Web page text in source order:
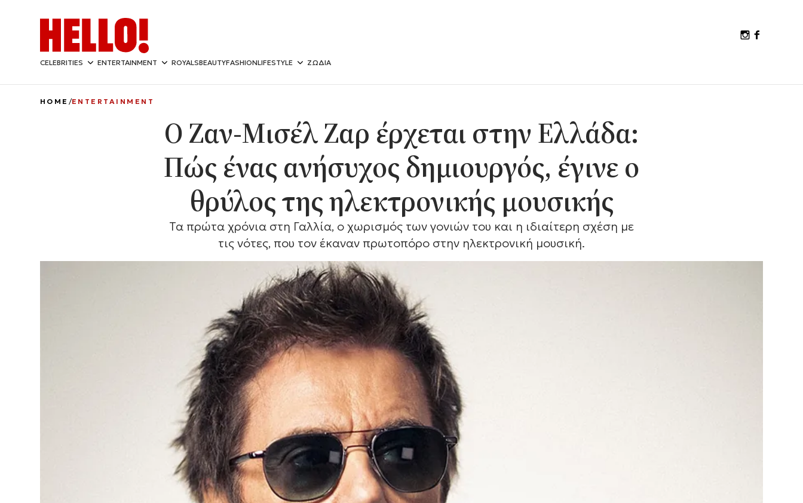
CELEBRITIES ENTERTAINMENT ROYALSBEAUTYFASHIONLIFESTYLE ΖΩΔΙΑ
HOME ENTERTAINMENT
Ο Ζαν-Μισέλ Ζαρ έρχεται στην Ελλάδα:
Πώς ένας ανήσυχος δημιουργός, έγινε ο
θρύλος της ηλεκτρονικής μουσικής
Τα πρώτα χρόνια στη Γαλλία, ο χωρισμός των γονιών του και η ιδιαίτερη σχέση με
τις νότες, που τον έκαναν πρωτοπόρο στην ηλεκτρονική μουσική.